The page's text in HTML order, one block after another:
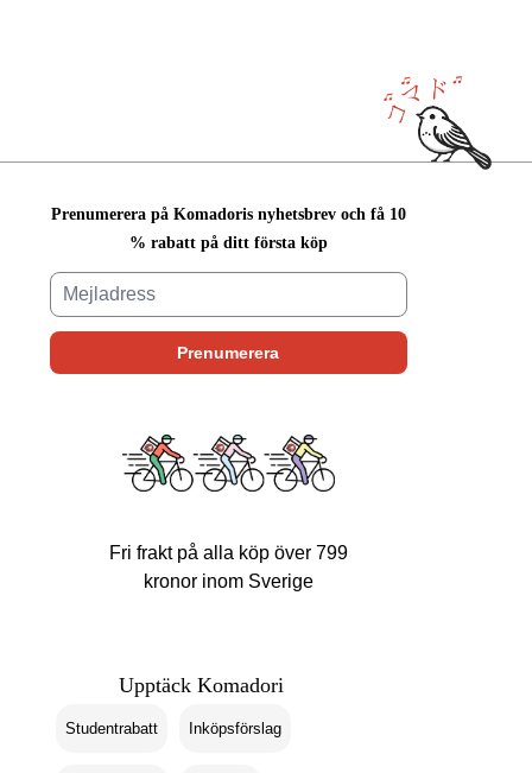
Prenumerera på Komadoris nyhetsbrev och få 10
% rabatt på ditt första köp
Fri frakt på alla köp över 799
kronor inom Sverige
Upptäck Komadori
Studentrabatt Inköpsförslag